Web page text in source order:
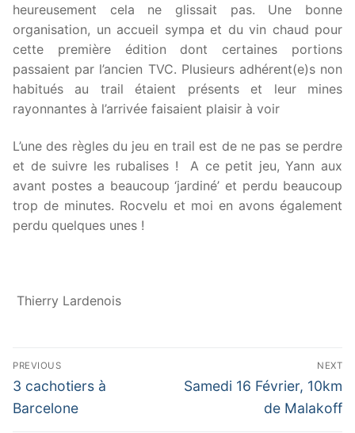
heureusement cela ne glissait pas. Une bonne
organisation, un accueil sympa et du vin chaud pour
cette première édition dont certaines portions
passaient par l’ancien TVC. Plusieurs adhérent(e)s non
habitués au trail étaient présents et leur mines
rayonnantes à l’arrivée faisaient plaisir à voir
L’une des règles du jeu en trail est de ne pas se perdre
et de suivre les rubalises ! A ce petit jeu, Yann aux
avant postes a beaucoup ‘jardiné’ et perdu beaucoup
trop de minutes. Rocvelu et moi en avons également
perdu quelques unes !
Thierry Lardenois
Navigation
de
l’article
PREVIOUS
Previous
post:
3 cachotiers à
Barcelone
NEXT
Next
Samedi 16 Février, 10km
de Malakoff